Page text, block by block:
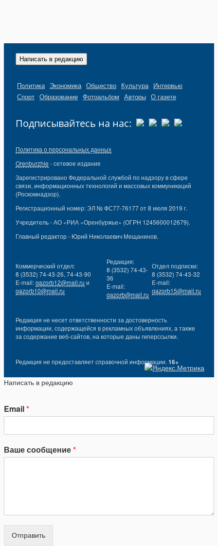
Написать в редакцию
Политика Экономика Общество Культура Интервью
Спорт Образование Фотоальбом Авторы О газете
Подписывайтесь на нас:
Политика о персональных данных
Orenburzhie - сетевое издание
Зарегистрировано Федеральной службой по надзору в сфере
связи, информационных технологий и массовых коммуникаций
(Роскомнадзор).
Регистрационный номер: ЭЛ № ФС77-76177 от 8 июля 2019 г.
Учредитель - АО «РИА «Оренбуржье» (ОГРН 1245600012679).
Главный редактор - Юрий Николаевич Мещанинов.
Коммерческий отдел:
8 (3532) 74-43-26, 74-43-90
E-mail:gazorb12@mail.ru и
gazorb10@mail.ru
Редакция:
8 (3532) 74-43-
36
E-mail:
gazorb@mail.ru
Отдел подписки:
8 (3532) 74-43-32
E-mail:
gazorb15@mail.ru
Редакция не несет ответственности за достоверность
информации, содержащейся в рекламных объявлениях, а также
за содержание веб-сайтов, на которые даны гиперссылки.
Редакция не предоставляет справочной информации. 16+
Написать в редакцию
Email*
Ваше сообщение*
Отправить